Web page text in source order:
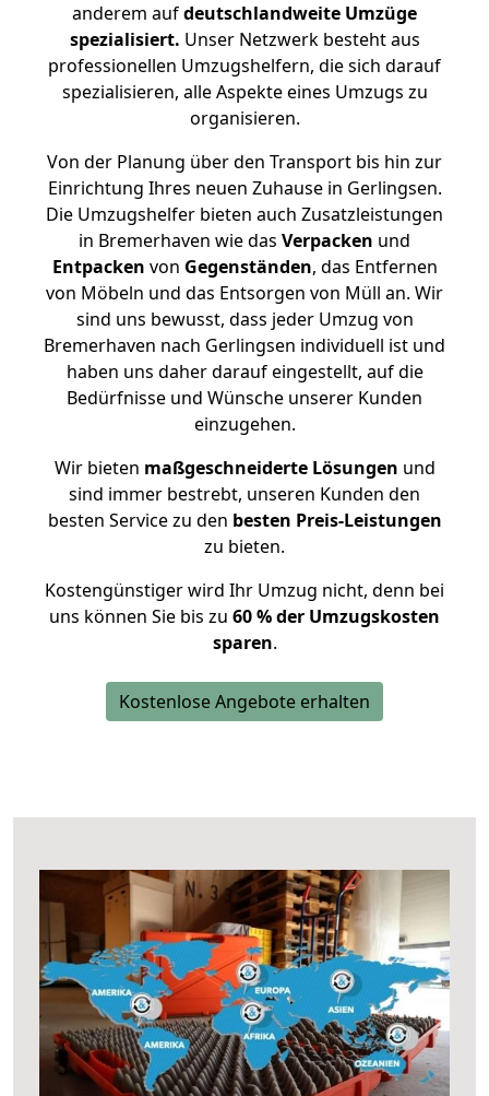
anderem aufdeutschlandweite Umzüge
spezialisiert. Unser Netzwerk besteht aus
professionellen Umzugshelfern, die sich darauf
spezialisieren, alle Aspekte eines Umzugs zu
organisieren.
Von der Planung über den Transport bis hin zur
Einrichtung Ihres neuen Zuhause in Gerlingsen.
Die Umzugshelfer bieten auch Zusatzleistungen
in Bremerhaven wie das Verpacken und
Entpacken von Gegenständen, das Entfernen
von Möbeln und das Entsorgen von Müll an. Wir
sind uns bewusst, dass jeder Umzug von
Bremerhaven nach Gerlingsen individuell ist und
haben uns daher darauf eingestellt, auf die
Bedürfnisse und Wünsche unserer Kunden
einzugehen.
Wir bieten maßgeschneiderte Lösungen und
sind immer bestrebt, unseren Kunden den
besten Service zu den besten Preis-Leistungen
zu bieten.
Kostengünstiger wird Ihr Umzug nicht, denn bei
uns können Sie bis zu 60 % der Umzugskosten
sparen.
Kostenlose Angebote erhalten